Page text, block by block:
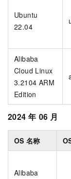
Ubuntu
22.04
Alibaba
Cloud Linux
3.2104 ARM
Edition
2024 年 06 月
OS 名称
Alibaba